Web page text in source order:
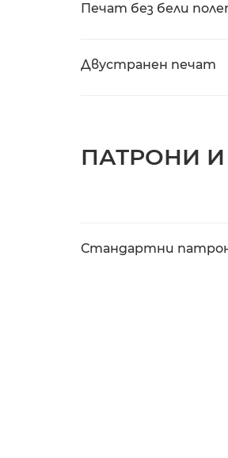
Печат без бели
Двустранен печат
ПАТРОНИ
Стандартни